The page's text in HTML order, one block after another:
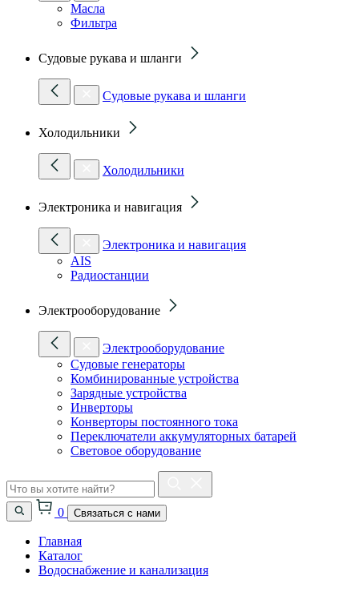
Масла
Фильтра
Судовые рукава и шланги
Судовые рукава и шланги
Холодильники
Холодильники
Электроника и навигация
Электроника и навигация
AIS
Радиостанции
Электрооборудование
Электрооборудование
Судовые генераторы
Комбинированные устройства
Зарядные устройства
Инверторы
Конверторы постоянного тока
Переключатели аккумуляторных батарей
Световое оборудование
0 Связаться с нами
Главная
Каталог
Водоснабжение и канализация